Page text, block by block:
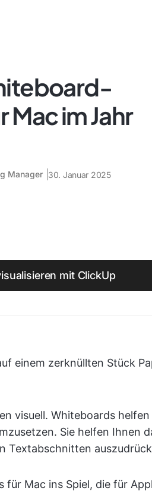
im Jahr
Manager 30. Januar 2025
mit ClickUp
einem zerknüllten Stück
visuell. Whiteboards
Sie helfen Ihnen
Textabschnitten
für Mac ins Spiel, die für